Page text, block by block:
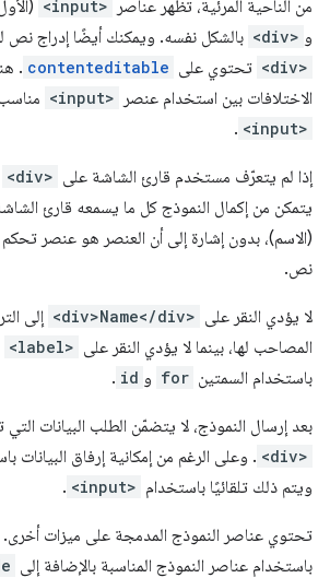
من الناحية المرئية، تظهر عناصر <input>
و <div> بالشكل نفسه. ويمكنك أيضًا إدراج نص
<div> تحتوي على contenteditable
.
الاختلافات بين استخدام عنصر
<input>
<input>
.
إذا لم يتعرّف مستخدم قارئ الشاشة على <div>
(الاسم)، بدون إشارة إلى أن العنصر هو عنصر
نص.
لا يؤدي النقر على <div>Name</div> إلى
المصاحب لها، بينما لا يؤدي النقر على <label>
باستخدام السمتين for و id
.
بعد إرسال النموذج، لا يتضمّن الطلب البيانات التي
<div>
ويتم ذلك تلقائيًا باستخدام <input>
.
تحتوي عناصر النموذج المدمجة على ميزات أخرى.
باستخدام عناصر النموذج المناسبة بالإضافة إلى